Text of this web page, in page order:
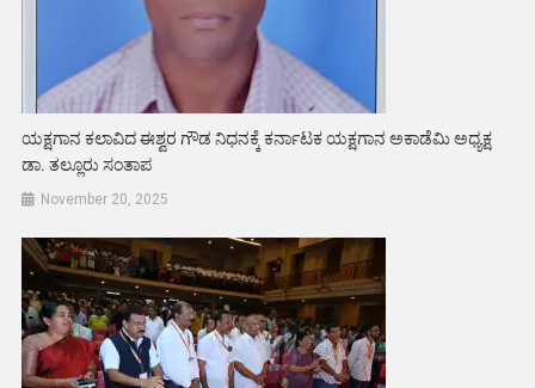
ಯಕ್ಷಗಾನ ಕಲಾವಿದ ಈಶ್ವರ ಗೌಡ ನಿಧನಕ್ಕೆ ಕರ್ನಾಟಕ ಯಕ್ಷಗಾನ ಅಕಾಡೆಮಿ ಅಧ್ಯಕ್ಷ
ಡಾ. ತಲ್ಲೂರು ಸಂತಾಪ
November 20, 2025